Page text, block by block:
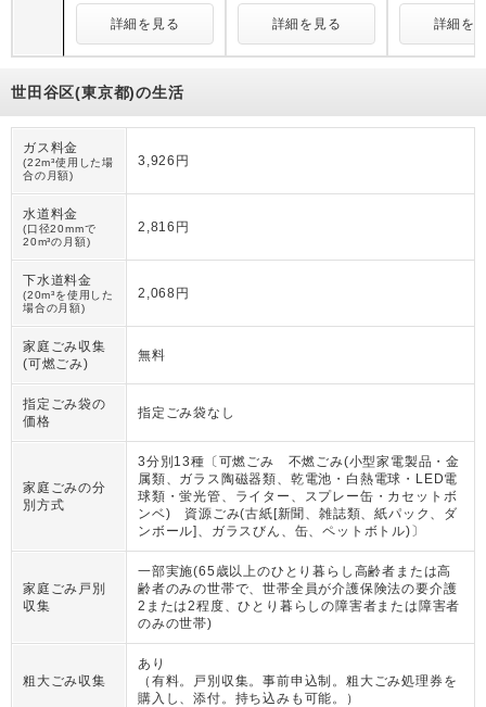
詳細を見る 詳細を見る 詳細を
世田谷区(東京都)の生活
ガス料金
(22m³使用した場
合の月額)
3,926円
水道料金
(口径20mmで
20m³の月額)
2,816円
下水道料金
(20m³を使用した
場合の月額)
2,068円
家庭ごみ収集
(可燃ごみ)
無料
指定ごみ袋の
価格
指定ごみ袋なし
家庭ごみの分
別方式
3分別13種〔可燃ごみ 不燃ごみ(小型家電製品・金
属類、ガラス陶磁器類、乾電池・白熱電球・LED電
球類・蛍光管、ライター、スプレー缶・カセットボ
ンベ) 資源ごみ(古紙[新聞、雑誌類、紙パック、ダ
ンボール]、ガラスびん、缶、ペットボトル)〕
家庭ごみ戸別
収集
一部実施(65歳以上のひとり暮らし高齢者または高
齢者のみの世帯で、世帯全員が介護保険法の要介護
2または2程度、ひとり暮らしの障害者または障害者
のみの世帯)
粗大ごみ収集
あり
（ 有料。戸別収集。事前申込制。粗大ごみ処理券を
購入し、添付。持ち込みも可能。
）